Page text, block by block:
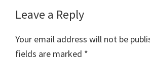
Reader
Leave a Reply
Your email address will not be
fields are marked *